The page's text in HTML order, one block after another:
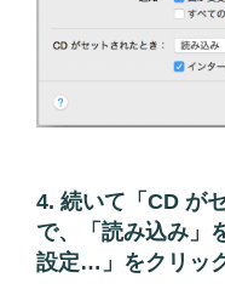
4. 続いて「CD が
で、「読み込み」
設定…」をクリック